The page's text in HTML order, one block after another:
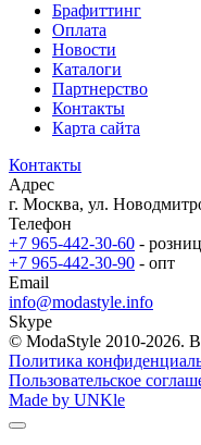
Брафиттинг
Оплата
Новости
Каталоги
Партнерство
Контакты
Карта сайта
Контакты
Адрес
г. Москва, ул.
Телефон
+7 965-442-30-60 -
+7 965-442-30-90 - опт
Email
info@modastyle.info
Skype
© ModaStyle 2010-2026.
Политика
Пользовательское
Made by UNKle